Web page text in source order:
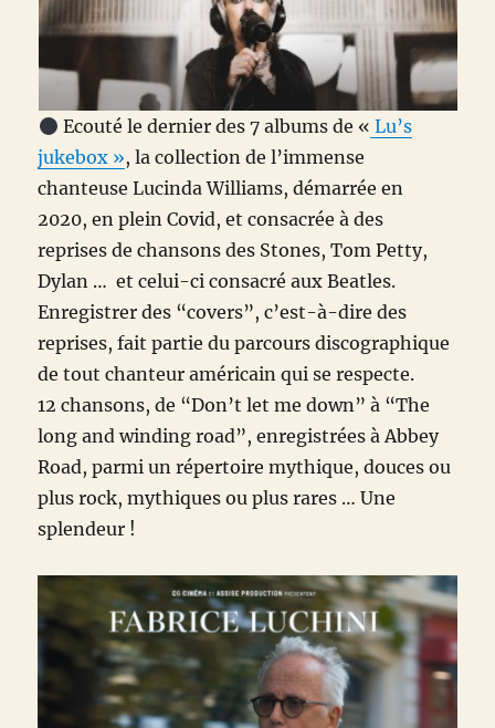
Ecouté le dernier des 7 albums de « Lu’s
jukebox », la collection de l’immense
chanteuse Lucinda Williams, démarrée en
2020, en plein Covid, et consacrée à des
reprises de chansons des Stones, Tom Petty,
Dylan … et celui-ci consacré aux Beatles.
Enregistrer des “covers”, c’est-à-dire des
reprises, fait partie du parcours discographique
de tout chanteur américain qui se respecte.
12 chansons, de “Don’t let me down” à “The
long and winding road”, enregistrées à Abbey
Road, parmi un répertoire mythique, douces ou
plus rock, mythiques ou plus rares … Une
splendeur !